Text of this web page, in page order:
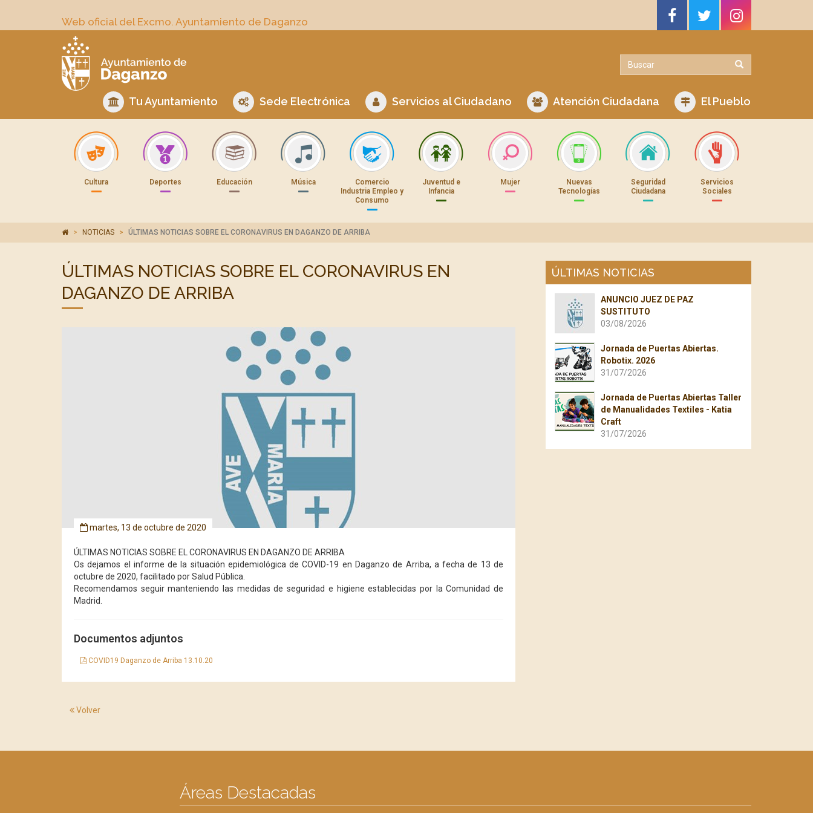
Web oficial del Excmo. Ayuntamiento de Daganzo
Tu Ayuntamiento Sede Electrónica Servicios al Ciudadano Atención Ciudadana El Pueblo
Cultura Deportes Educación Música
Comercio
Industria Empleo y
Consumo
Juventud e
Infancia
Mujer
Nuevas
Tecnologías
Seguridad
Ciudadana
Servicios
Sociales
NOTICIAS ÚLTIMAS NOTICIAS SOBRE EL CORONAVIRUS EN DAGANZO DE ARRIBA
ÚLTIMAS NOTICIAS SOBRE EL CORONAVIRUS EN
DAGANZO DE ARRIBA
martes, 13 de octubre de 2020
ÚLTIMAS NOTICIAS SOBRE EL CORONAVIRUS EN DAGANZO DE ARRIBA
Os dejamos el informe de la situación epidemiológica de COVID-19 en Daganzo de Arriba, a fecha de 13 de
octubre de 2020, facilitado por Salud Pública.
Recomendamos seguir manteniendo las medidas de seguridad e higiene establecidas por la Comunidad de
Madrid.
Documentos adjuntos
COVID19 Daganzo de Arriba 13.10.20
Volver
ÚLTIMAS NOTICIAS
ANUNCIO JUEZ DE PAZ
SUSTITUTO
03/08/2026
Jornada de Puertas Abiertas.
Robotix. 2026
31/07/2026
Jornada de Puertas Abiertas Taller
de Manualidades Textiles - Katia
Craft
31/07/2026
Áreas Destacadas